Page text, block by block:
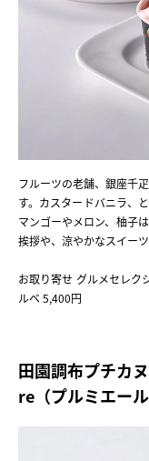
フルーツの老舗、銀座千
す。カスタードバニラ、
マンゴーやメロン、柚子
挨拶や、涼やかなスイー
お取り寄せ グルメセレク
ルベ 5,400円
田園調布プチカ
re（プルミエール